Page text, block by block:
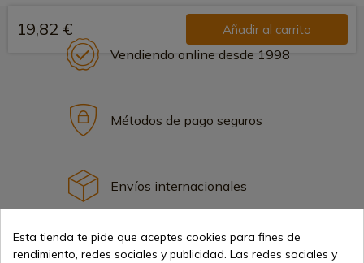
19,82 € Añadir al carrito
Vendiendo online desde 1998
Métodos de pago seguros
Envíos internacionales
Esta tienda te pide que aceptes cookies para fines de
rendimiento, redes sociales y publicidad. Las redes sociales y